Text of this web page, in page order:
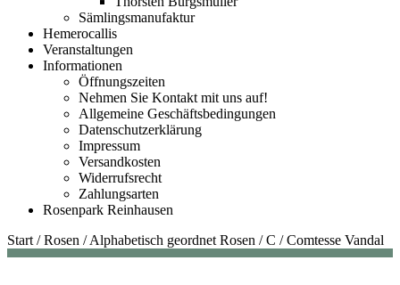
Sämlingsmanufaktur
Hemerocallis
Veranstaltungen
Informationen
Öffnungszeiten
Nehmen Sie Kontakt mit uns auf!
Allgemeine Geschäftsbedingungen
Datenschutzerklärung
Impressum
Versandkosten
Widerrufsrecht
Zahlungsarten
Rosenpark Reinhausen
Start /Rosen /Alphabetisch geordnet Rosen /C /Comtesse Vandal